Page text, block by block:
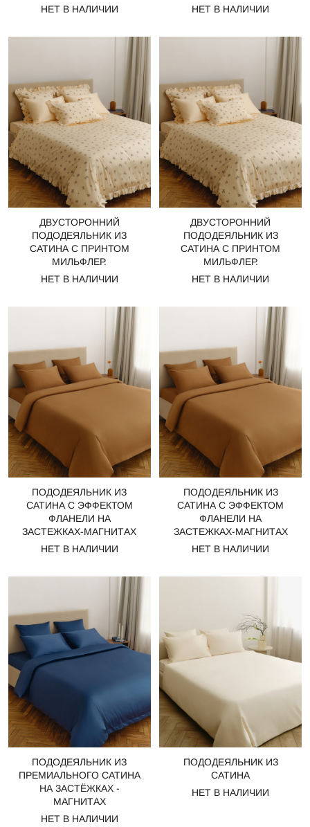
НЕТ В НАЛИЧИИ
НЕТ В НАЛИЧИИ
ДВУСТОРОННИЙ
ПОДОДЕЯЛЬНИК ИЗ
САТИНА С ПРИНТОМ
МИЛЬФЛЕР.
НЕТ В НАЛИЧИИ
ДВУСТОРОННИЙ
ПОДОДЕЯЛЬНИК ИЗ
САТИНА С ПРИНТОМ
МИЛЬФЛЕР.
НЕТ В НАЛИЧИИ
ПОДОДЕЯЛЬНИК ИЗ
САТИНА С ЭФФЕКТОМ
ФЛАНЕЛИ НА
ЗАСТЕЖКАХ-МАГНИТАХ
НЕТ В НАЛИЧИИ
ПОДОДЕЯЛЬНИК ИЗ
САТИНА С ЭФФЕКТОМ
ФЛАНЕЛИ НА
ЗАСТЕЖКАХ-МАГНИТАХ
НЕТ В НАЛИЧИИ
ПОДОДЕЯЛЬНИК ИЗ
ПРЕМИАЛЬНОГО САТИНА
НА ЗАСТЁЖКАХ -
МАГНИТАХ
НЕТ В НАЛИЧИИ
ПОДОДЕЯЛЬНИК ИЗ
САТИНА
НЕТ В НАЛИЧИИ